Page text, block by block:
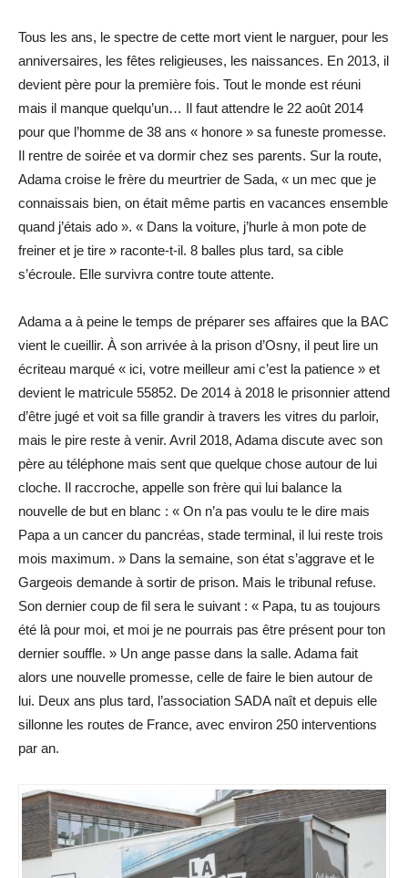
Tous les ans, le spectre de cette mort vient le narguer, pour les
anniversaires, les fêtes religieuses, les naissances. En 2013, il
devient père pour la première fois. Tout le monde est réuni
mais il manque quelqu’un… Il faut attendre le 22 août 2014
pour que l’homme de 38 ans « honore » sa funeste promesse.
Il rentre de soirée et va dormir chez ses parents. Sur la route,
Adama croise le frère du meurtrier de Sada, « un mec que je
connaissais bien, on était même partis en vacances ensemble
quand j’étais ado ». « Dans la voiture, j’hurle à mon pote de
freiner et je tire » raconte-t-il. 8 balles plus tard, sa cible
s’écroule. Elle survivra contre toute attente.
Adama a à peine le temps de préparer ses affaires que la BAC
vient le cueillir. À son arrivée à la prison d’Osny, il peut lire un
écriteau marqué « ici, votre meilleur ami c’est la patience » et
devient le matricule 55852. De 2014 à 2018 le prisonnier attend
d’être jugé et voit sa fille grandir à travers les vitres du parloir,
mais le pire reste à venir. Avril 2018, Adama discute avec son
père au téléphone mais sent que quelque chose autour de lui
cloche. Il raccroche, appelle son frère qui lui balance la
nouvelle de but en blanc : « On n’a pas voulu te le dire mais
Papa a un cancer du pancréas, stade terminal, il lui reste trois
mois maximum. » Dans la semaine, son état s’aggrave et le
Gargeois demande à sortir de prison. Mais le tribunal refuse.
Son dernier coup de fil sera le suivant : « Papa, tu as toujours
été là pour moi, et moi je ne pourrais pas être présent pour ton
dernier souffle. » Un ange passe dans la salle. Adama fait
alors une nouvelle promesse, celle de faire le bien autour de
lui. Deux ans plus tard, l’association SADA naît et depuis elle
sillonne les routes de France, avec environ 250 ­interventions
par an.